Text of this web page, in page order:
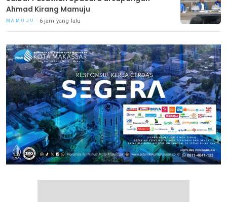
Ahmad Kirang Mamuju
MAMUJU 6 jam yang lalu